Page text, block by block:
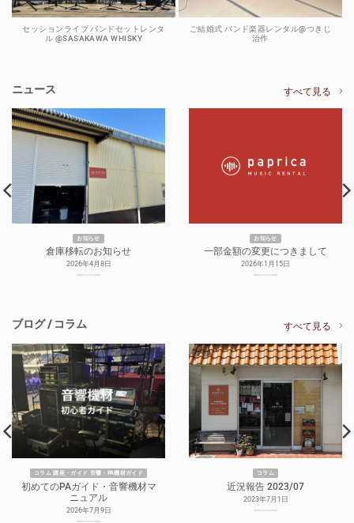
セッションライブ バンドセットレンタ
ル @SASAKAWA WHISKY
ご結婚式 バンド楽器レンタル@つきじ
治作
ニュース すべて見る
お知らせ
倉庫移転のお知らせ
2026年4月8日
お知らせ
一部金額の変更につきまして
2026年1月15日
ブログ / コラム すべて見る
コラム 講座・ガイド 音響・PA機材ガイド
初めてのPAガイド・音響機材マ
ニュアル
2026年7月9日
コラム
近況報告 2023/07
2023年7月1日